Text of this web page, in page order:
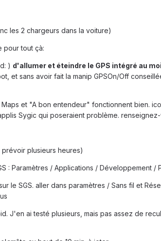
les 2 chargeurs dans la voiture)
pour tout çà:
) d'allumer et éteindre le GPS intégré au
et sans avoir fait la manip GPSOn/Off
Maps et "A bon entendeur" fonctionnent bien.
Sygic qui poseraient problème.
plusieurs heures)
: Paramètres / Applications / Développement /
le SGS. aller dans paramètres / Sans fil et
J'en ai testé plusieurs, mais pas assez de